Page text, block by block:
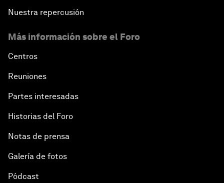
Nuestra repercusión
Más información sobre el Foro
Centros
Reuniones
Partes interesadas
Historias del Foro
Notas de prensa
Galería de fotos
Pódcast